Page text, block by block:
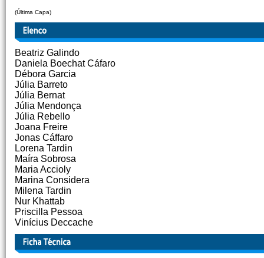
(Última Capa)
Beatriz Galindo
Daniela Boechat Cáfaro
Débora Garcia
Júlia Barreto
Júlia Bernat
Júlia Mendonça
Júlia Rebello
Joana Freire
Jonas Cáffaro
Lorena Tardin
Maíra Sobrosa
Maria Accioly
Marina Considera
Milena Tardin
Nur Khattab
Priscilla Pessoa
Vinícius Deccache